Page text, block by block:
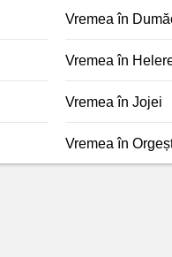
Vremea în
Vremea în
Vremea în Jojei
Vremea în